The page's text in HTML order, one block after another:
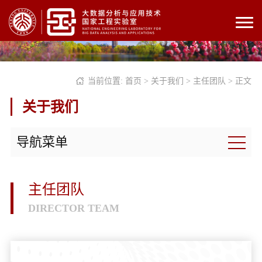
当前位置: 首页 > 关于我们 > 主任团队 > 正文
关于我们
导航菜单
主任团队
DIRECTOR TEAM